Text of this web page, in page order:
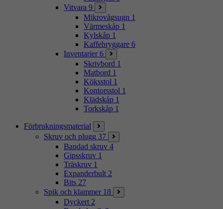
Vitvara 9
Mikrovågsugn 1
Värmeskåp 1
Kylskåp 1
Kaffebryggare 6
Inventarier 6
Skrivbord 1
Matbord 1
Köksstol 1
Kontorsstol 1
Klädskåp 1
Torkskåp 1
Förbrukningsmaterial
Skruv och plugg 37
Bandad skruv 4
Gipsskruv 1
Träskruv 1
Expanderbult 2
Bits 27
Spik och klammer 18
Dyckert 2